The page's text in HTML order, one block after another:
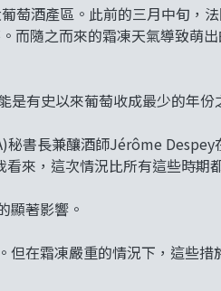
萄酒產區。此前的三月中旬，
而隨之而來的霜凍天氣導致萌
有史以來葡萄收成最少的年份
秘書長兼釀酒師Jérôme Despey
來，這次情況比所有這些時期
顯著影響。
在霜凍嚴重的情況下，這些措